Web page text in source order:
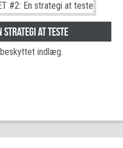
strategi at teste
indlæg.